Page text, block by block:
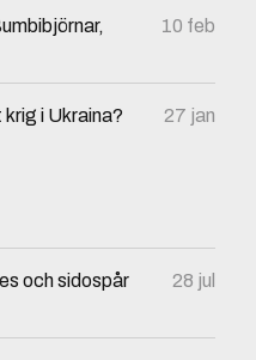
10 feb
i Ukraina? 27 jan
och sidospår
28 jul